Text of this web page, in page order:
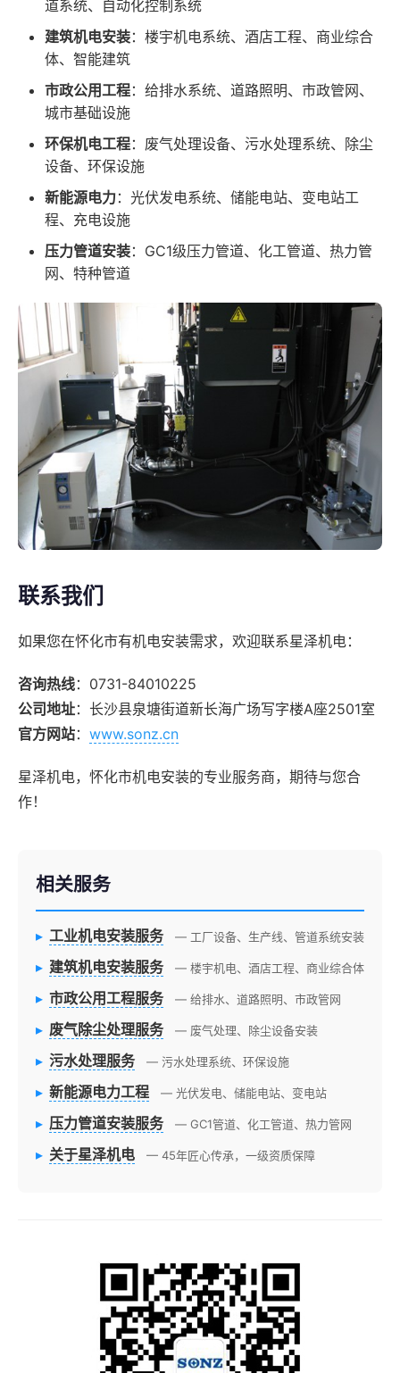
道系统、自动化控制系统
建筑机电安装：楼宇机电系统、酒店工程、商业综合
体、智能建筑
市政公用工程：给排水系统、道路照明、市政管网、
城市基础设施
环保机电工程：废气处理设备、污水处理系统、除尘
设备、环保设施
新能源电力：光伏发电系统、储能电站、变电站工
程、充电设施
压力管道安装：GC1级压力管道、化工管道、热力管
网、特种管道
联系我们
如果您在怀化市有机电安装需求，欢迎联系星泽机电：
咨询热线：0731-84010225
公司地址：长沙县泉塘街道新长海广场写字楼A座2501室
官方网站： www.sonz.cn
星泽机电，怀化市机电安装的专业服务商，期待与您合
作！
相关服务
▸ 工业机电安装服务 — 工厂设备、生产线、管道系统安装
▸ 建筑机电安装服务 — 楼宇机电、酒店工程、商业综合体
▸ 市政公用工程服务 — 给排水、道路照明、市政管网
▸ 废气除尘处理服务 — 废气处理、除尘设备安装
▸ 污水处理服务 — 污水处理系统、环保设施
▸ 新能源电力工程 — 光伏发电、储能电站、变电站
▸ 压力管道安装服务 — GC1管道、化工管道、热力管网
▸ 关于星泽机电 — 45年匠心传承，一级资质保障